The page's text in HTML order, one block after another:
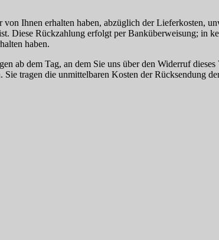
Ihnen erhalten haben, abzüglich der Lieferkosten,
Diese Rückzahlung erfolgt per Banküberweisung; in
haben.
ab dem Tag, an dem Sie uns über den Widerruf
tragen die unmittelbaren Kosten der Rücksendung